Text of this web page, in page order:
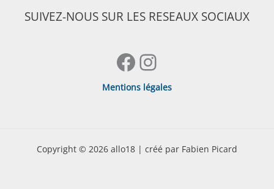
SUIVEZ-NOUS SUR LES RESEAUX SOCIAUX
Facebook
Instagram
Mentions légales
Copyright © 2026 allo18 | créé par Fabien Picard